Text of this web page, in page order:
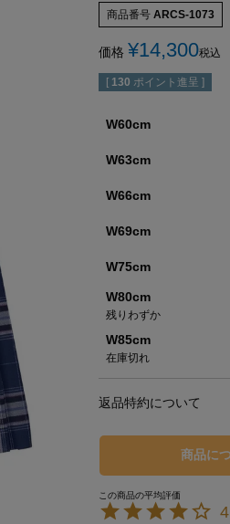
商品番号 ARCS-1073
価格 ¥14,300税込
[ 130 ポイント進呈 ]
W60cm
W63cm
W66cm
W69cm
W75cm
W80cm
残りわずか
W85cm
在庫切れ
返品特約について
商品に